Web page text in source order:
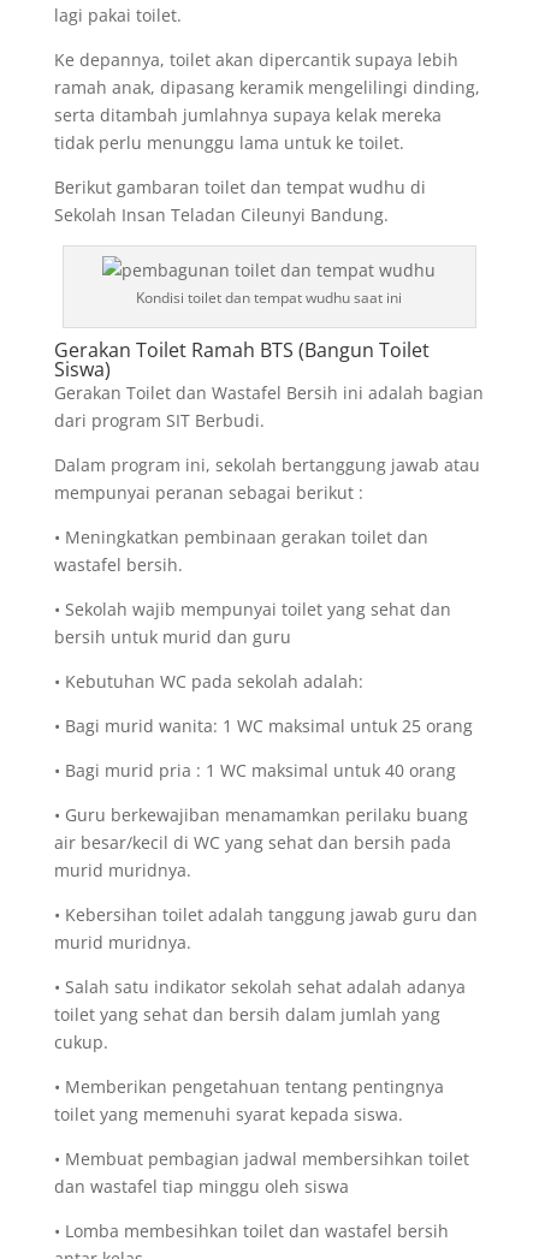
lagi pakai toilet.
Ke depannya, toilet akan dipercantik supaya lebih
ramah anak, dipasang keramik mengelilingi dinding,
serta ditambah jumlahnya supaya kelak mereka
tidak perlu menunggu lama untuk ke toilet.
Berikut gambaran toilet dan tempat wudhu di
Sekolah Insan Teladan Cileunyi Bandung.
Kondisi toilet dan tempat wudhu saat ini
Gerakan Toilet Ramah BTS (Bangun Toilet
Siswa)
Gerakan Toilet dan Wastafel Bersih ini adalah bagian
dari program SIT Berbudi.
Dalam program ini, sekolah bertanggung jawab atau
mempunyai peranan sebagai berikut :
• Meningkatkan pembinaan gerakan toilet dan
wastafel bersih.
• Sekolah wajib mempunyai toilet yang sehat dan
bersih untuk murid dan guru
• Kebutuhan WC pada sekolah adalah:
• Bagi murid wanita: 1 WC maksimal untuk 25 orang
• Bagi murid pria : 1 WC maksimal untuk 40 orang
• Guru berkewajiban menamamkan perilaku buang
air besar/kecil di WC yang sehat dan bersih pada
murid muridnya.
• Kebersihan toilet adalah tanggung jawab guru dan
murid muridnya.
• Salah satu indikator sekolah sehat adalah adanya
toilet yang sehat dan bersih dalam jumlah yang
cukup.
• Memberikan pengetahuan tentang pentingnya
toilet yang memenuhi syarat kepada siswa.
• Membuat pembagian jadwal membersihkan toilet
dan wastafel tiap minggu oleh siswa
• Lomba membesihkan toilet dan wastafel bersih